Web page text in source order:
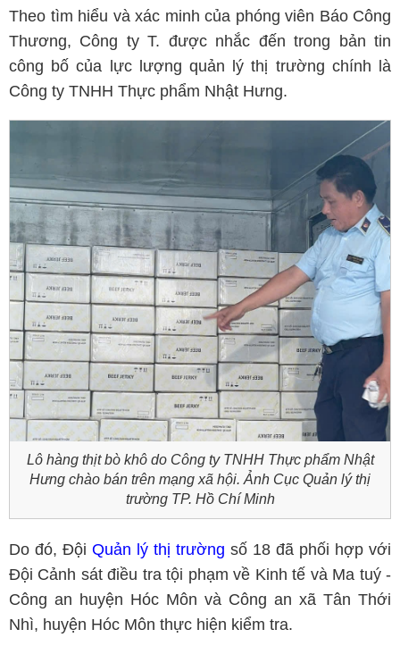
Theo tìm hiểu và xác minh của phóng viên Báo Công
Thương, Công ty T. được nhắc đến trong bản tin
công bố của lực lượng quản lý thị trường chính là
Công ty TNHH Thực phẩm Nhật Hưng.
Lô hàng thịt bò khô do Công ty TNHH Thực phẩm Nhật
Hưng chào bán trên mạng xã hội. Ảnh Cục Quản lý thị
trường TP. Hồ Chí Minh
Do đó, Đội Quản lý thị trường số 18 đã phối hợp với
Đội Cảnh sát điều tra tội phạm về Kinh tế và Ma tuý -
Công an huyện Hóc Môn và Công an xã Tân Thới
Nhì, huyện Hóc Môn thực hiện kiểm tra.